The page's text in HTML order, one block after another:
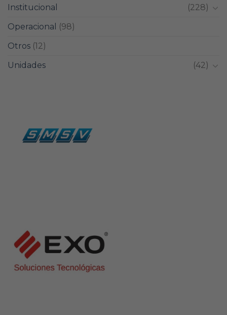
Institucional
(228)
Operacional
(98)
Otros (12)
Unidades
(42)